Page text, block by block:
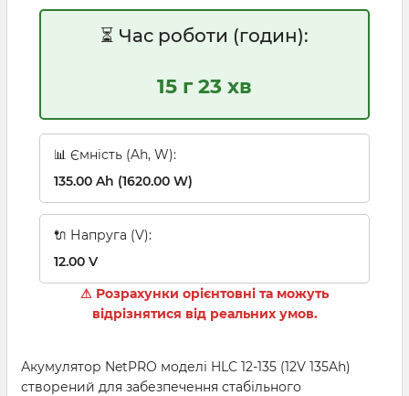
⏳ Час роботи (годин):
15 г 23 хв
📊 Ємність (Ah, W):
135.00 Ah (1620.00 W)
🔌 Напруга (V):
12.00 V
⚠ Розрахунки орієнтовні та можуть
відрізнятися від реальних умов.
Акумулятор NetPRO моделі HLC 12-135 (12V 135Ah)
створений для забезпечення стабільного